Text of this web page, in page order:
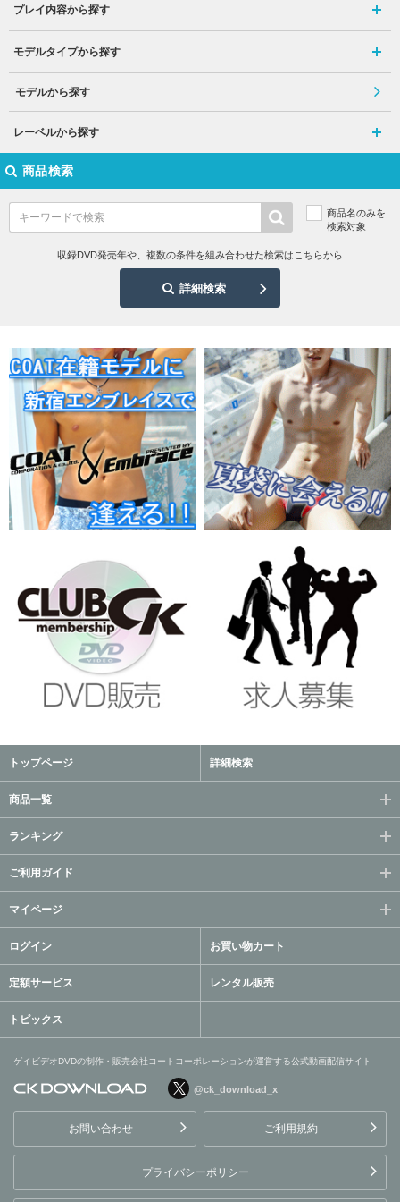
プレイ内容から探す
モデルタイプから探す
モデルから探す
レーベルから探す
商品検索
商品名のみを
検索対象
収録DVD発売年や、複数の条件を組み合わせた検索はこちらから
詳細検索
トップページ 詳細検索
商品一覧
ランキング
ご利用ガイド
マイページ
ログイン お買い物カート
定額サービス レンタル販売
トピックス
ゲイビデオDVDの制作・販売会社コートコーポレーションが運営する公式動画配信サイト
ョンが運営する公式動画配
信サイト
@ck_download_x
お問い合わせ ご利用規約
プライバシーポリシー